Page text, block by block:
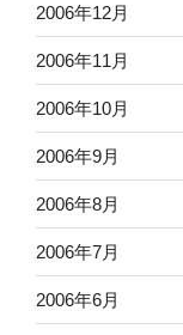
2006年12月
2006年11月
2006年10月
2006年9月
2006年8月
2006年7月
2006年6月